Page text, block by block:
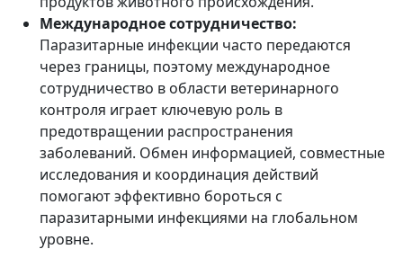
Международное сотрудничество:
Паразитарные инфекции часто передаются
через границы, поэтому международное
сотрудничество в области ветеринарного
контроля играет ключевую роль в
предотвращении распространения
заболеваний. Обмен информацией, совместные
исследования и координация действий
помогают эффективно бороться с
паразитарными инфекциями на глобальном
уровне.